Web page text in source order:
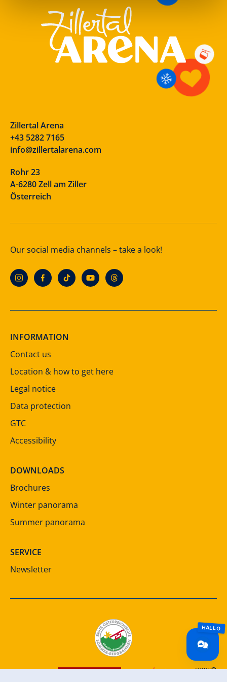
Zillertal Arena
+43 5282 7165
info@zillertalarena.com
Rohr 23
A-6280 Zell am Ziller
Österreich
Our social media channels – take a look!
INFORMATION
Contact us
Location & how to get here
Legal notice
Data protection
GTC
Accessibility
DOWNLOADS
Brochures
Winter panorama
Summer panorama
SERVICE
Newsletter